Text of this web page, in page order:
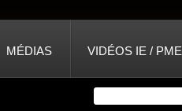
MÉDIAS VIDÉOS IE / PME